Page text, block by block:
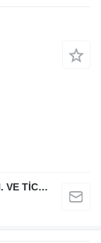
SAURUS YÜKLEME SİSTEMLERİ MAK. SAN. VE TİC. LTD. ŞTİ.